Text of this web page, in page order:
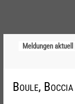
Meldungen aktuell
Boule,